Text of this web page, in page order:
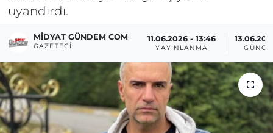
uyandırdı.
MIDYAT GÜNDEM COM
GAZETECI
11.06.2026 - 13:46
YAYINLANMA